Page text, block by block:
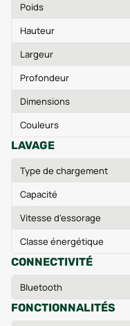
Poids
Hauteur
Largeur
Profondeur
Dimensions
Couleurs
LAVAGE
Type de chargement
Capacité
Vitesse d'essorage
Classe énergétique
CONNECTIVITÉ
Bluetooth
FONCTIONNALITÉS